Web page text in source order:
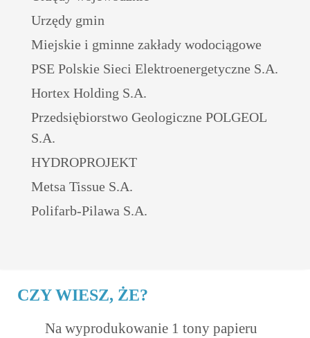
Urzędy gmin
Miejskie i gminne zakłady wodociągowe
PSE Polskie Sieci Elektroenergetyczne S.A.
Hortex Holding S.A.
Przedsiębiorstwo Geologiczne POLGEOL
S.A.
HYDROPROJEKT
Metsa Tissue S.A.
Polifarb-Pilawa S.A.
CZY WIESZ, ŻE?
Na wyprodukowanie 1 tony papieru